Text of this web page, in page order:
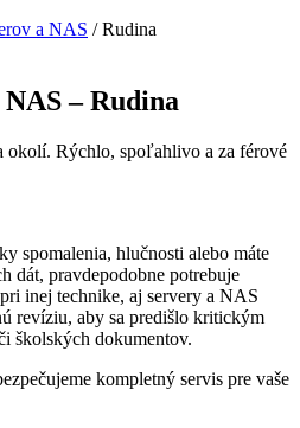
a NAS / Rudina
– Rudina
okolí. Rýchlo, spoľahlivo a za férové
spomalenia, hlučnosti alebo máte
dát, pravdepodobne potrebuje
inej technike, aj servery a NAS
revíziu, aby sa predišlo kritickým
školských dokumentov.
kompletný servis pre vaše